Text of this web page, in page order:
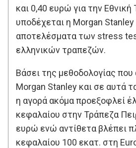
και 0,40 ευρώ για την Εθνική
υποδέχεται η Morgan Stanley
αποτελέσματα των stress
ελληνικών τραπεζών.
Βάσει της μεθοδολογίας που
Morgan Stanley και σε αυτά
η αγορά ακόμα προεξοφλεί
κεφαλαίου στην Τράπεζα
ευρώ ενώ αντίθετα βλέπει
κεφαλαίου 100 εκατ. στη